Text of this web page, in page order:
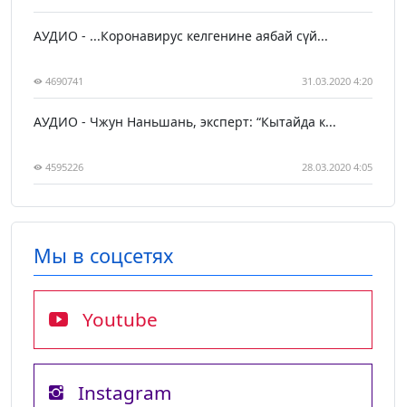
АУДИО - ...Коронавирус келгенине аябай сүй...
4690741 31.03.2020 4:20
АУДИО - Чжун Наньшань, эксперт: “Кытайда к...
4595226 28.03.2020 4:05
Мы в соцсетях
Youtube
Instagram